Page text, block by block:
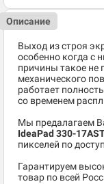
Описание
Выход из строя
особенно когда с
причины такое не
механического
работает
со временем
Мы предалагаем
IdeaPad 330-
пикселей по
Гарантируем
товар по всей